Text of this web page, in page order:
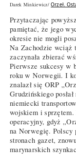
Darek Minkiewicz/Orzeł.
Przytaczając
pamiętać, że jego
okresie nie mogli
Na Zachodzie wciąż
zaczynała zbierać
Pierwsze sukcesy w
roku w Norwegii. I
znalazł się ORP
Grudzińskiego
niemiecki
wojskiem i
operacyjny, gdyż
na Norwegię. Polscy
stronach gazet,
marynarskich